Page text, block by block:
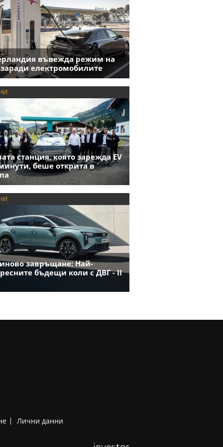
въвежда режим на
заради електромобилите
станция, която зарежда EV
беше открита в
завръщане: Най-
бъдещи коли с ДВГ - II
Лични данни